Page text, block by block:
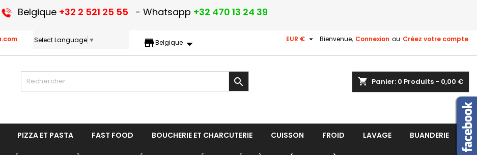
Belgique +32 2 521 25 55 - Whatsapp +32 470 13 24 39
Select Language ▼ storefront
Belgique Bienvenue, Connexion ou Créez votre compte
EUR € 
shopping_cart Panier: 0 Produits - 0,00 €

PIZZA ET PASTA FAST FOOD BOUCHERIE ET CHARCUTERIE CUISSON FROID LAVAGE BUANDERIE